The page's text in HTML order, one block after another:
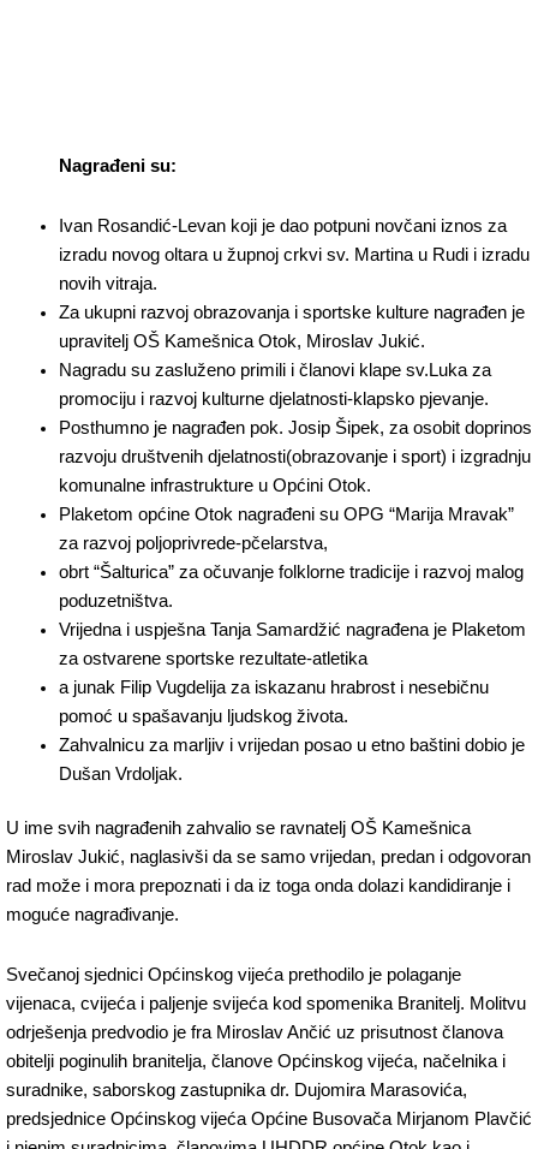
Nagrađeni su:
Ivan Rosandić-Levan koji je dao potpuni novčani iznos za
izradu novog oltara u župnoj crkvi sv. Martina u Rudi i izradu
novih vitraja.
Za ukupni razvoj obrazovanja i sportske kulture nagrađen je
upravitelj OŠ Kamešnica Otok, Miroslav Jukić.
Nagradu su zasluženo primili i članovi klape sv.Luka za
promociju i razvoj kulturne djelatnosti-klapsko pjevanje.
Posthumno je nagrađen pok. Josip Šipek, za osobit doprinos
razvoju društvenih djelatnosti(obrazovanje i sport) i izgradnju
komunalne infrastrukture u Općini Otok.
Plaketom općine Otok nagrađeni su OPG “Marija Mravak”
za razvoj poljoprivrede-pčelarstva,
obrt “Šalturica” za očuvanje folklorne tradicije i razvoj malog
poduzetništva.
Vrijedna i uspješna Tanja Samardžić nagrađena je Plaketom
za ostvarene sportske rezultate-atletika
a junak Filip Vugdelija za iskazanu hrabrost i nesebičnu
pomoć u spašavanju ljudskog života.
Zahvalnicu za marljiv i vrijedan posao u etno baštini dobio je
Dušan Vrdoljak.
U ime svih nagrađenih zahvalio se ravnatelj OŠ Kamešnica
Miroslav Jukić, naglasivši da se samo vrijedan, predan i odgovoran
rad može i mora prepoznati i da iz toga onda dolazi kandidiranje i
moguće nagrađivanje.
Svečanoj sjednici Općinskog vijeća prethodilo je polaganje
vijenaca, cvijeća i paljenje svijeća kod spomenika Branitelj. Molitvu
odrješenja predvodio je fra Miroslav Ančić uz prisutnost članova
obitelji poginulih branitelja, članove Općinskog vijeća, načelnika i
suradnike, saborskog zastupnika dr. Dujomira Marasovića,
predsjednice Općinskog vijeća Općine Busovača Mirjanom Plavčić